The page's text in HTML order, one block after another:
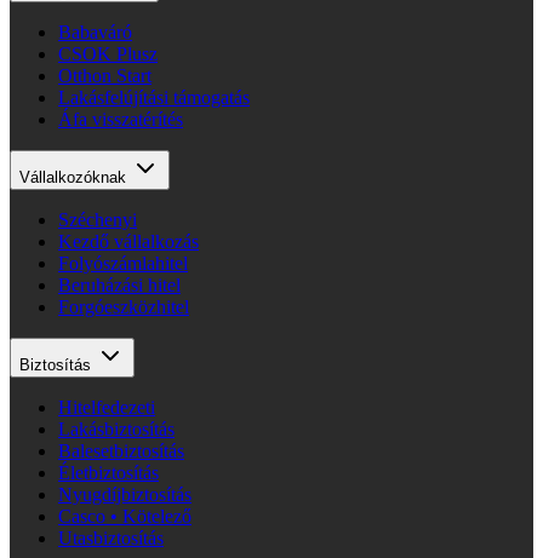
Babaváró
CSOK Plusz
Otthon Start
Lakásfelújítási támogatás
Áfa visszatérítés
Vállalkozóknak
Széchenyi
Kezdő vállalkozás
Folyószámlahitel
Beruházási hitel
Forgóeszközhitel
Biztosítás
Hitelfedezeti
Lakásbiztosítás
Balesetbiztosítás
Életbiztosítás
Nyugdíjbiztosítás
Casco • Kötelező
Utasbiztosítás